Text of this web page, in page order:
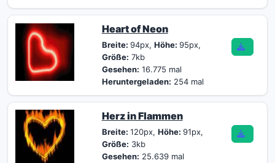
Heart of Neon
Breite: 94px, Höhe: 95px,
Größe: 7kb
Gesehen: 16.775 mal
Heruntergeladen: 254 mal
Herz in Flammen
Breite: 120px, Höhe: 91px,
Größe: 3kb
Gesehen: 25.639 mal